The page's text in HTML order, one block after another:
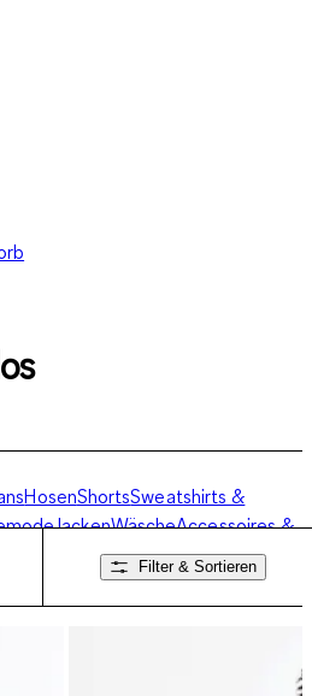
HosenShortsSweatshirts &
JackenWäscheAccessoires &
Filter & Sortieren